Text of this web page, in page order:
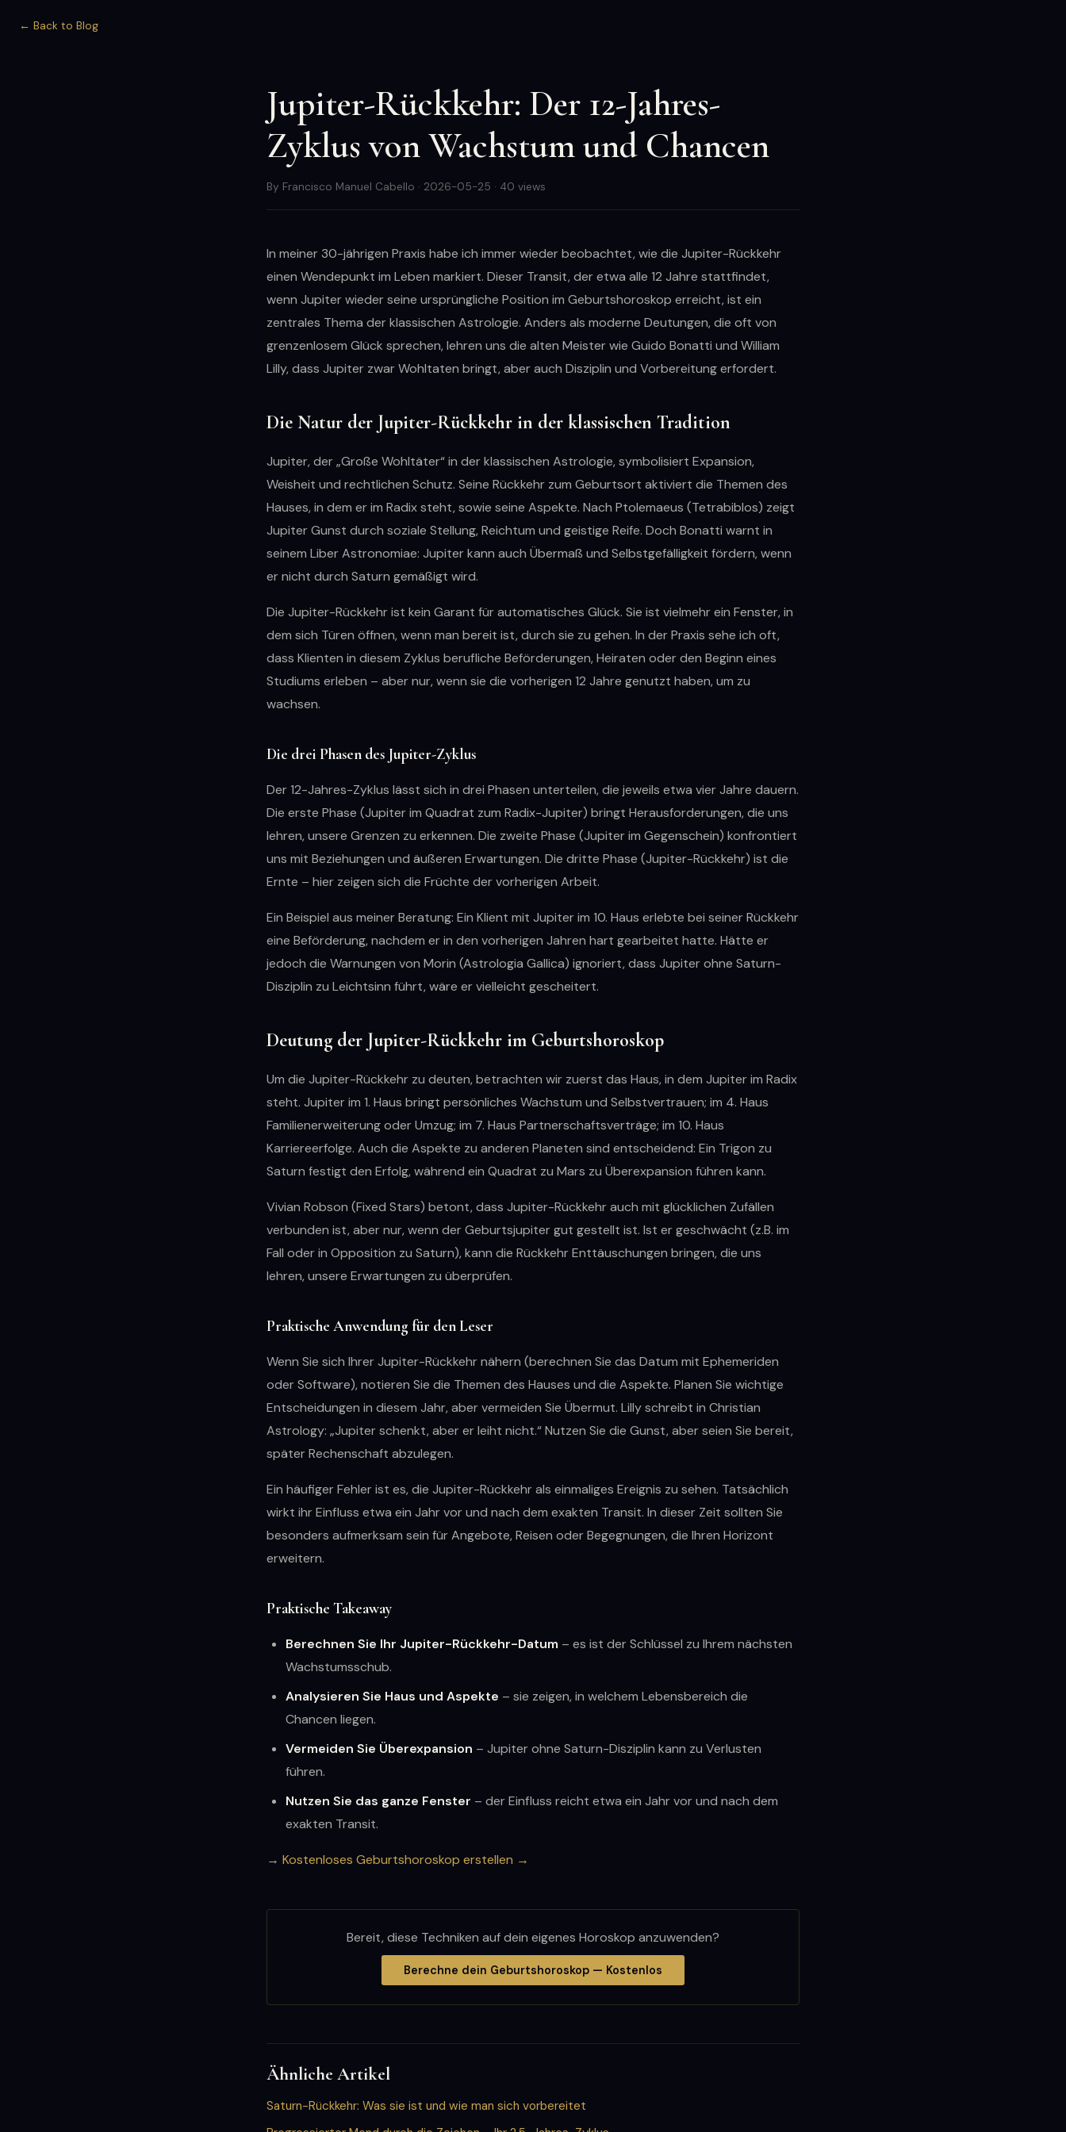
← Back to Blog
Jupiter-Rückkehr: Der 12-Jahres-
Zyklus von Wachstum und Chancen
By Francisco Manuel Cabello · 2026-05-25 · 40 views
In meiner 30-jährigen Praxis habe ich immer wieder beobachtet, wie die Jupiter-Rückkehr
einen Wendepunkt im Leben markiert. Dieser Transit, der etwa alle 12 Jahre stattfindet,
wenn Jupiter wieder seine ursprüngliche Position im Geburtshoroskop erreicht, ist ein
zentrales Thema der klassischen Astrologie. Anders als moderne Deutungen, die oft von
grenzenlosem Glück sprechen, lehren uns die alten Meister wie Guido Bonatti und William
Lilly, dass Jupiter zwar Wohltaten bringt, aber auch Disziplin und Vorbereitung erfordert.
Die Natur der Jupiter-Rückkehr in der klassischen Tradition
Jupiter, der „Große Wohltäter“ in der klassischen Astrologie, symbolisiert Expansion,
Weisheit und rechtlichen Schutz. Seine Rückkehr zum Geburtsort aktiviert die Themen des
Hauses, in dem er im Radix steht, sowie seine Aspekte. Nach Ptolemaeus (Tetrabiblos) zeigt
Jupiter Gunst durch soziale Stellung, Reichtum und geistige Reife. Doch Bonatti warnt in
seinem Liber Astronomiae: Jupiter kann auch Übermaß und Selbstgefälligkeit fördern, wenn
er nicht durch Saturn gemäßigt wird.
Die Jupiter-Rückkehr ist kein Garant für automatisches Glück. Sie ist vielmehr ein Fenster, in
dem sich Türen öffnen, wenn man bereit ist, durch sie zu gehen. In der Praxis sehe ich oft,
dass Klienten in diesem Zyklus berufliche Beförderungen, Heiraten oder den Beginn eines
Studiums erleben – aber nur, wenn sie die vorherigen 12 Jahre genutzt haben, um zu
wachsen.
Die drei Phasen des Jupiter-Zyklus
Der 12-Jahres-Zyklus lässt sich in drei Phasen unterteilen, die jeweils etwa vier Jahre dauern.
Die erste Phase (Jupiter im Quadrat zum Radix-Jupiter) bringt Herausforderungen, die uns
lehren, unsere Grenzen zu erkennen. Die zweite Phase (Jupiter im Gegenschein) konfrontiert
uns mit Beziehungen und äußeren Erwartungen. Die dritte Phase (Jupiter-Rückkehr) ist die
Ernte – hier zeigen sich die Früchte der vorherigen Arbeit.
Ein Beispiel aus meiner Beratung: Ein Klient mit Jupiter im 10. Haus erlebte bei seiner Rückkehr
eine Beförderung, nachdem er in den vorherigen Jahren hart gearbeitet hatte. Hätte er
jedoch die Warnungen von Morin (Astrologia Gallica) ignoriert, dass Jupiter ohne Saturn-
Disziplin zu Leichtsinn führt, wäre er vielleicht gescheitert.
Deutung der Jupiter-Rückkehr im Geburtshoroskop
Um die Jupiter-Rückkehr zu deuten, betrachten wir zuerst das Haus, in dem Jupiter im Radix
steht. Jupiter im 1. Haus bringt persönliches Wachstum und Selbstvertrauen; im 4. Haus
Familienerweiterung oder Umzug; im 7. Haus Partnerschaftsverträge; im 10. Haus
Karriereerfolge. Auch die Aspekte zu anderen Planeten sind entscheidend: Ein Trigon zu
Saturn festigt den Erfolg, während ein Quadrat zu Mars zu Überexpansion führen kann.
Vivian Robson (Fixed Stars) betont, dass Jupiter-Rückkehr auch mit glücklichen Zufällen
verbunden ist, aber nur, wenn der Geburtsjupiter gut gestellt ist. Ist er geschwächt (z.B. im
Fall oder in Opposition zu Saturn), kann die Rückkehr Enttäuschungen bringen, die uns
lehren, unsere Erwartungen zu überprüfen.
Praktische Anwendung für den Leser
Wenn Sie sich Ihrer Jupiter-Rückkehr nähern (berechnen Sie das Datum mit Ephemeriden
oder Software), notieren Sie die Themen des Hauses und die Aspekte. Planen Sie wichtige
Entscheidungen in diesem Jahr, aber vermeiden Sie Übermut. Lilly schreibt in Christian
Astrology: „Jupiter schenkt, aber er leiht nicht.“ Nutzen Sie die Gunst, aber seien Sie bereit,
später Rechenschaft abzulegen.
Ein häufiger Fehler ist es, die Jupiter-Rückkehr als einmaliges Ereignis zu sehen. Tatsächlich
wirkt ihr Einfluss etwa ein Jahr vor und nach dem exakten Transit. In dieser Zeit sollten Sie
besonders aufmerksam sein für Angebote, Reisen oder Begegnungen, die Ihren Horizont
erweitern.
Praktische Takeaway
Berechnen Sie Ihr Jupiter-Rückkehr-Datum – es ist der Schlüssel zu Ihrem nächsten
Wachstumsschub.
Analysieren Sie Haus und Aspekte – sie zeigen, in welchem Lebensbereich die
Chancen liegen.
Vermeiden Sie Überexpansion – Jupiter ohne Saturn-Disziplin kann zu Verlusten
führen.
Nutzen Sie das ganze Fenster – der Einfluss reicht etwa ein Jahr vor und nach dem
exakten Transit.
→ Kostenloses Geburtshoroskop erstellen →
Bereit, diese Techniken auf dein eigenes Horoskop anzuwenden?
Berechne dein Geburtshoroskop — Kostenlos
Ähnliche Artikel
Saturn-Rückkehr: Was sie ist und wie man sich vorbereitet